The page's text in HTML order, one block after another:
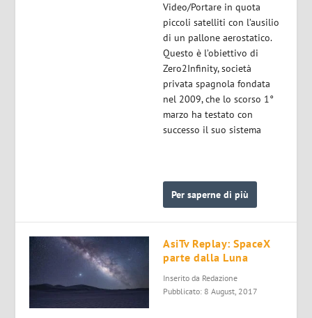
Video/Portare in quota
piccoli satelliti con l’ausilio
di un pallone aerostatico.
Questo è l’obiettivo di
Zero2Infinity, società
privata spagnola fondata
nel 2009, che lo scorso 1°
marzo ha testato con
successo il suo sistema
Per saperne di più
AsiTv Replay: SpaceX
parte dalla Luna
Inserito da Redazione
Pubblicato: 8 August, 2017